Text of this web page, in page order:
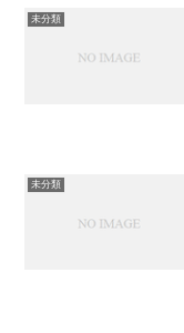
未分類
未分類